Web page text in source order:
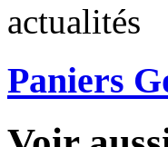
actualités
Paniers